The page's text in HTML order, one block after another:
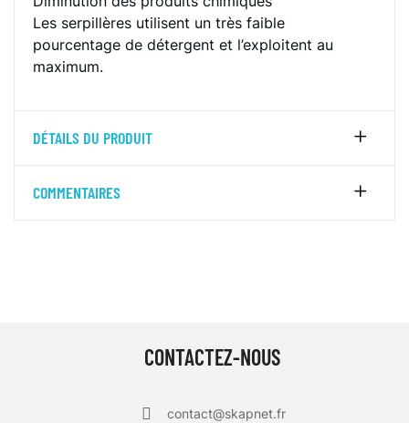
Les serpillères utilisent un très faible
pourcentage de détergent et l’exploitent au
maximum.
DÉTAILS DU PRODUIT
COMMENTAIRES
CONTACTEZ-NOUS
contact@skapnet.fr